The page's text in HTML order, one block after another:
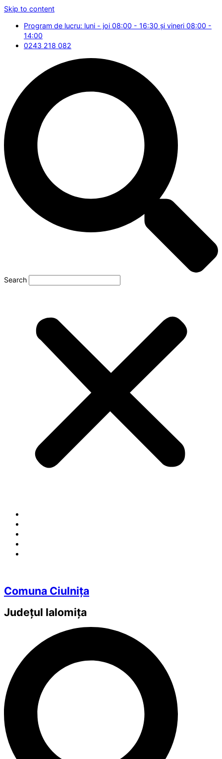
Skip to content
Program de lucru: luni - joi 08:00 - 16:30 și vineri 08:00 -
14:00
0243 218 082
Search
Comuna Ciulnița
Județul Ialomița